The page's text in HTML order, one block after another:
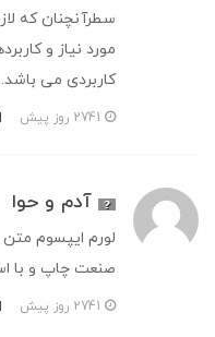
سطرآنچنان که
مورد نیاز و
کاربردی می باشد.
آدم و حوا
لورم ایپسوم متن
صنعت چاپ و با